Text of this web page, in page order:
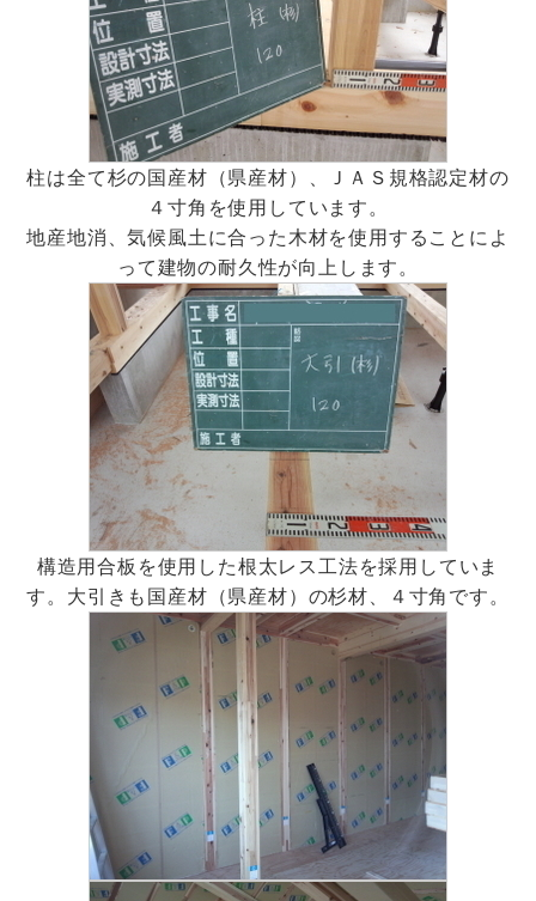
柱は全て杉の国産材（県産材）、ＪＡＳ規格認定材の
４寸角を使用しています。
地産地消、気候風土に合った木材を使用することによ
って建物の耐久性が向上します。
構造用合板を使用した根太レス工法を採用していま
す。大引きも国産材（県産材）の杉材、４寸角です。